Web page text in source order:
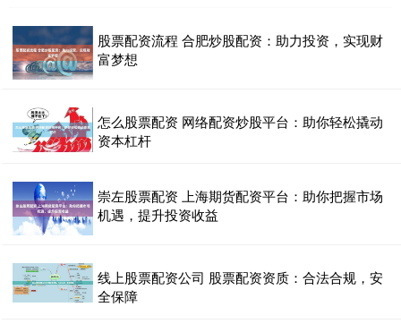
股票配资流程 合肥炒股配资：助力投资，实现财
富梦想
怎么股票配资 网络配资炒股平台：助你轻松撬动
资本杠杆
崇左股票配资 上海期货配资平台：助你把握市场
机遇，提升投资收益
线上股票配资公司 股票配资资质：合法合规，安
全保障